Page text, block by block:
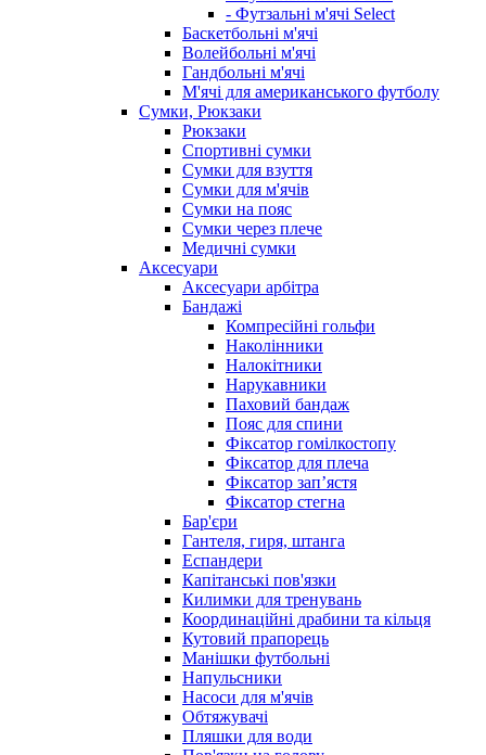
- Футзальні м'ячі Select
Баскетбольні м'ячі
Волейбольні м'ячі
Гандбольні м'ячі
М'ячі для американського футболу
Сумки, Рюкзаки
Рюкзаки
Спортивні сумки
Сумки для взуття
Сумки для м'ячів
Сумки на пояс
Сумки через плече
Медичні сумки
Аксесуари
Аксесуари арбітра
Бандажі
Компресійні гольфи
Наколінники
Налокітники
Нарукавники
Паховий бандаж
Пояс для спини
Фіксатор гомілкостопу
Фіксатор для плеча
Фіксатор запʼястя
Фіксатор стегна
Бар'єри
Гантеля, гиря, штанга
Еспандери
Капітанські пов'язки
Килимки для тренувань
Координаційні драбини та кільця
Кутовий прапорець
Манішки футбольні
Напульсники
Насоси для м'ячів
Обтяжувачі
Пляшки для води